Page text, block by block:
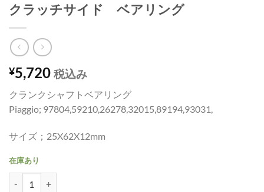
クラッチサイド ベアリング
¥5,720 税込み
クランクシャフトベアリング
Piaggio; 97804,59210,26278,32015,89194,93031,
サイズ；25X62X12mm
在庫あり